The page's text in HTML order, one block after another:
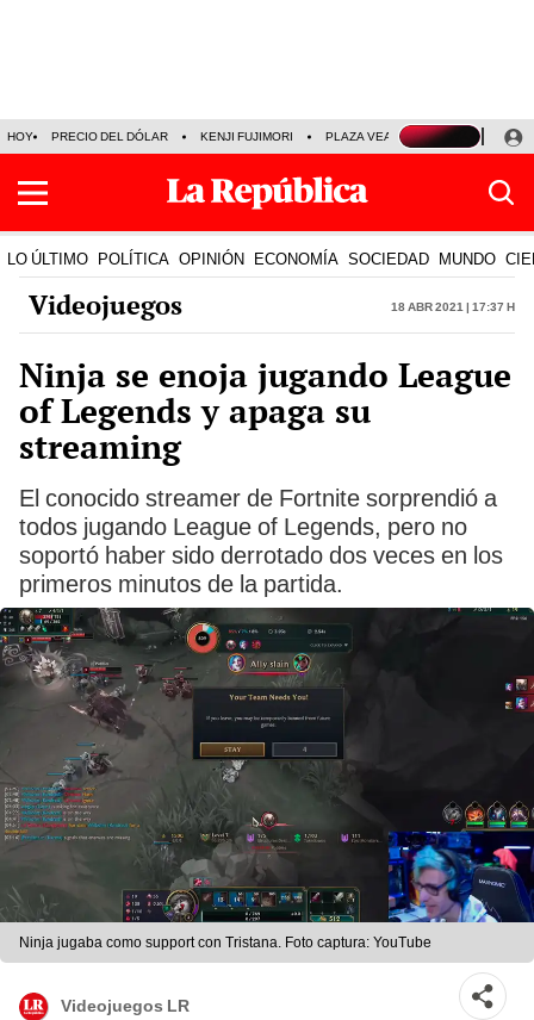
HOY PRECIO DEL DÓLAR KENJI FUJIMORI PLAZA VEA FERIADOS
LO ÚLTIMO POLÍTICA OPINIÓN ECONOMÍA SOCIEDAD MUNDO
Videojuegos 18 Abr 2021 | 17:37 h
Ninja se enoja jugando League
of Legends y apaga su
streaming
El conocido streamer de Fortnite sorprendió a
todos jugando League of Legends, pero no
soportó haber sido derrotado dos veces en los
primeros minutos de la partida.
Ninja jugaba como support con Tristana. Foto captura: YouTube
Videojuegos LR